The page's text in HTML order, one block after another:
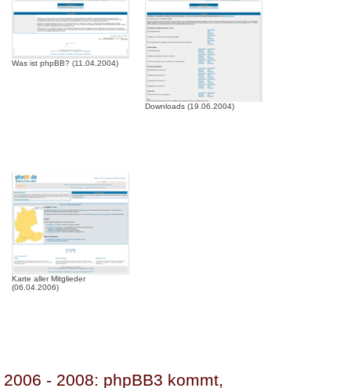
Was ist phpBB? (11.04.2004)
Downloads (19.06.2004)
Karte aller Mitglieder
(06.04.2006)
2006 - 2008: phpBB3 kommt,